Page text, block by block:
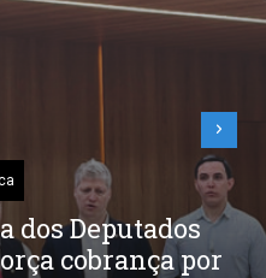
fortalece